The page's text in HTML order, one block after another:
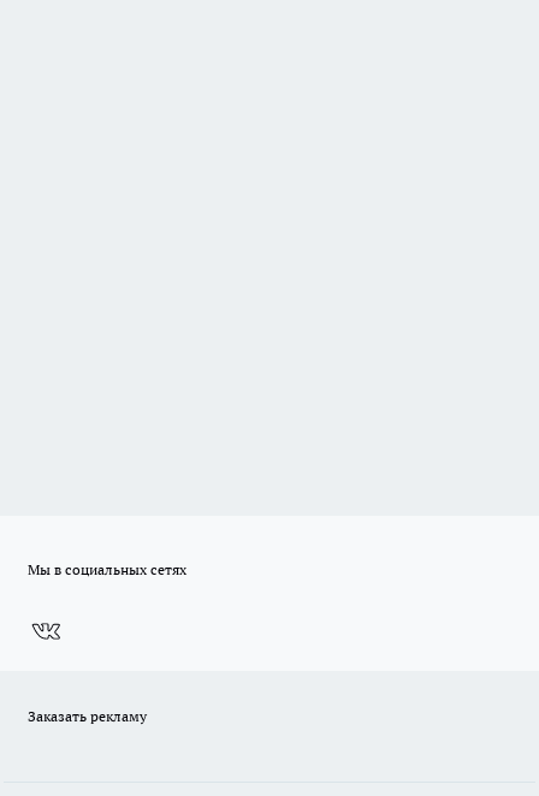
Мы в социальных сетях
Заказать рекламу